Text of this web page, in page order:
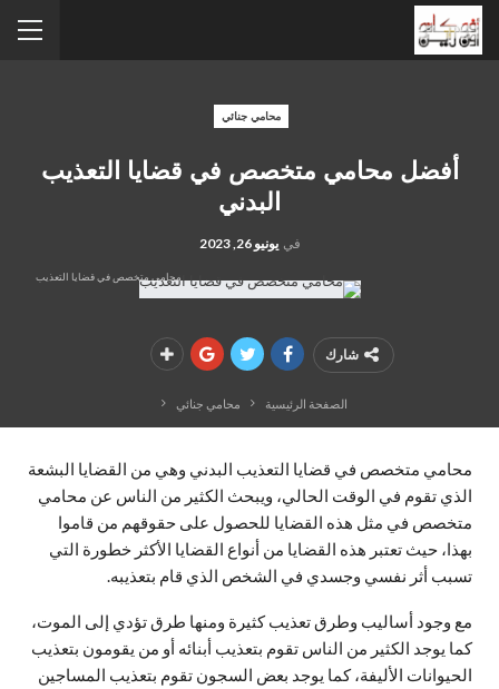
محامي جنائي
أفضل محامي متخصص في قضايا التعذيب
البدني
في يونيو 26, 2023
محامي متخصص في قضايا التعذيب
شارك
الصفحة الرئيسية محامي جنائي
محامي متخصص في قضايا التعذيب البدني وهي من القضايا البشعة
الذي تقوم في الوقت الحالي، ويبحث الكثير من الناس عن محامي
متخصص في مثل هذه القضايا للحصول على حقوقهم من قاموا
بهذا، حيث تعتبر هذه القضايا من أنواع القضايا الأكثر خطورة التي
تسبب أثر نفسي وجسدي في الشخص الذي قام بتعذيبه.
مع وجود أساليب وطرق تعذيب كثيرة ومنها طرق تؤدي إلى الموت،
كما يوجد الكثير من الناس تقوم بتعذيب أبنائه أو من يقومون بتعذيب
الحيوانات الأليفة، كما يوجد بعض السجون تقوم بتعذيب المساجين